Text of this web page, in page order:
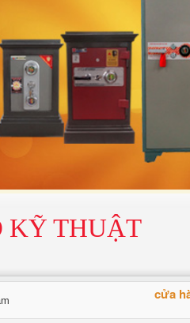
KỸ THUẬT
cửa